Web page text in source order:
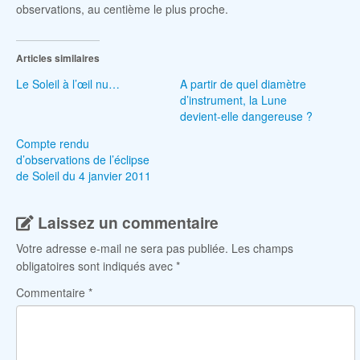
observations, au centième le plus proche.
Articles similaires
Le Soleil à l’œil nu…
A partir de quel diamètre
d’instrument, la Lune
devient-elle dangereuse ?
Compte rendu
d’observations de l’éclipse
de Soleil du 4 janvier 2011
Laissez un commentaire
Votre adresse e-mail ne sera pas publiée. Les champs
obligatoires sont indiqués avec *
Commentaire *